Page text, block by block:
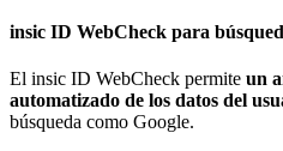
insic ID WebCheck para
El insic ID WebCheck permite un
automatizado de los datos del
búsqueda como Google.